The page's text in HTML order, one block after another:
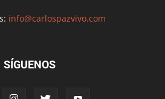
info@carlospazvivo.com
SÍGUENOS